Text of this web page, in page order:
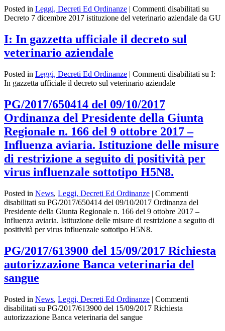
Posted in Leggi, Decreti Ed Ordinanze | Commenti disabilitati su
Decreto 7 dicembre 2017 istituzione del veterinario aziendale da GU
I:⁨ In gazzetta ufficiale il decreto sul
veterinario aziendale⁩
Posted in Leggi, Decreti Ed Ordinanze | Commenti disabilitati su I:⁨
In gazzetta ufficiale il decreto sul veterinario aziendale⁩
PG/2017/650414 del 09/10/2017
Ordinanza del Presidente della Giunta
Regionale n. 166 del 9 ottobre 2017 –
Influenza aviaria. Istituzione delle misure
di restrizione a seguito di positività per
virus influenzale sottotipo H5N8.
Posted in News, Leggi, Decreti Ed Ordinanze | Commenti
disabilitati su PG/2017/650414 del 09/10/2017 Ordinanza del
Presidente della Giunta Regionale n. 166 del 9 ottobre 2017 –
Influenza aviaria. Istituzione delle misure di restrizione a seguito di
positività per virus influenzale sottotipo H5N8.
PG/2017/613900 del 15/09/2017 Richiesta
autorizzazione Banca veterinaria del
sangue
Posted in News, Leggi, Decreti Ed Ordinanze | Commenti
disabilitati su PG/2017/613900 del 15/09/2017 Richiesta
autorizzazione Banca veterinaria del sangue